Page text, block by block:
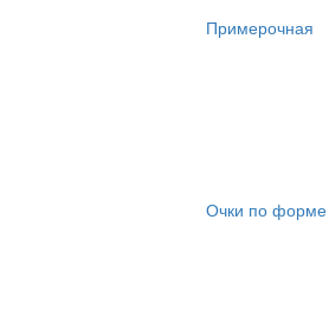
Примерочная
Очки по форме